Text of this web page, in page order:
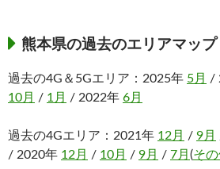
熊本県の過去のエリアマップ
過去の4G＆5Gエリア：2025年 5月 /
10月 / 1月 / 2022年 6月
過去の4Gエリア：2021年 12月 / 9月
/ 2020年 12月 / 10月 / 9月 / 7月 (そ